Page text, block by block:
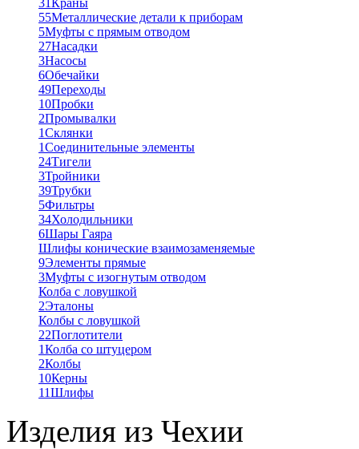
31Краны
55Металлические детали к приборам
5Муфты с прямым отводом
27Насадки
3Насосы
6Обечайки
49Переходы
10Пробки
2Промывалки
1Склянки
1Соединительные элементы
24Тигели
3Тройники
39Трубки
5Фильтры
34Холодильники
6Шары Гаяра
Шлифы конические взаимозаменяемые
9Элементы прямые
3Муфты с изогнутым отводом
Колба с ловушкой
2Эталоны
Колбы с ловушкой
22Поглотители
1Колба со штуцером
2Колбы
10Керны
11Шлифы
Изделия из Чехии